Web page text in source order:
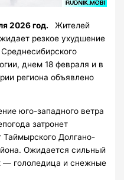
2026 год.
Жителей
резкое ухудшение
днем 18 февраля и в
региона объявлено
юго-западного ветра
затронет
Таймырского Долгано-
Ожидается сильный
— гололедица и снежные